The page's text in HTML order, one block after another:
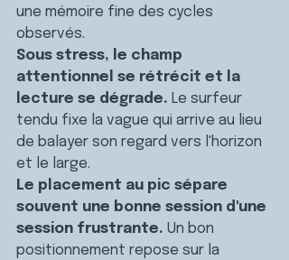
une mémoire fine des cycles
observés.
Sous stress, le champ
attentionnel se rétrécit et la
lecture se dégrade. Le surfeur
tendu fixe la vague qui arrive au lieu
de balayer son regard vers l'horizon
et le large.
Le placement au pic sépare
souvent une bonne session d'une
session frustrante. Un bon
positionnement repose sur la